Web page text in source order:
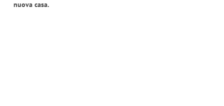
nuova casa.